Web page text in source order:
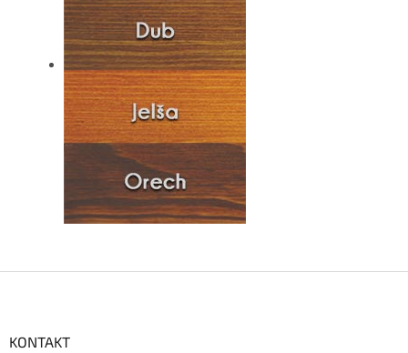
KONTAKT